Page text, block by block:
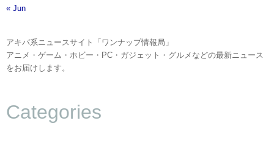
« Jun
アキバ系ニュースサイト「ワンナップ情報局」
アニメ・ゲーム・ホビー・PC・ガジェット・グルメなどの最新ニュース
をお届けします。
Categories